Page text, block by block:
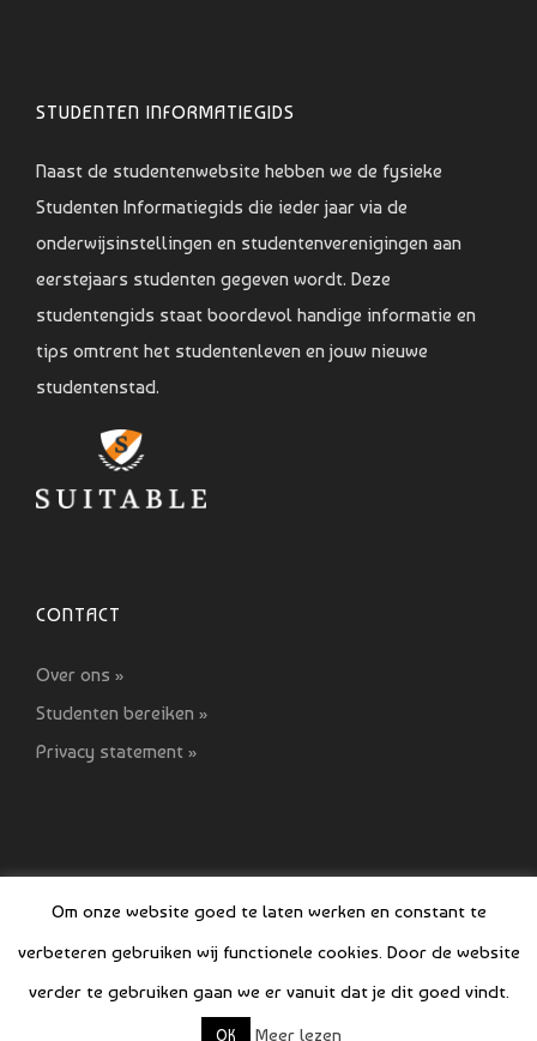
STUDENTEN INFORMATIEGIDS
Naast de studentenwebsite hebben we de fysieke
Studenten Informatiegids die ieder jaar via de
onderwijsinstellingen en studentenverenigingen aan
eerstejaars studenten gegeven wordt. Deze
studentengids staat boordevol handige informatie en
tips omtrent het studentenleven en jouw nieuwe
studentenstad.
CONTACT
Over ons »
Studenten bereiken »
Privacy statement »
© COPYRIGHT SI GIDS 2021-2022
Om onze website goed te laten werken en constant te
verbeteren gebruiken wij functionele cookies. Door de website
verder te gebruiken gaan we er vanuit dat je dit goed vindt.
OK Meer lezen